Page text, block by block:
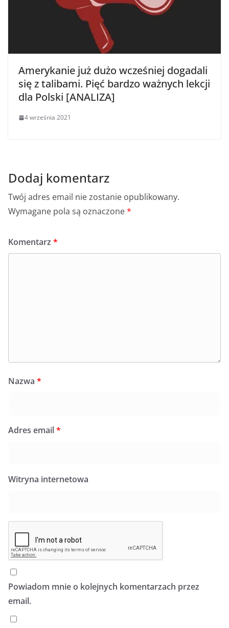
Amerykanie już dużo wcześniej dogadali
się z talibami. Pięć bardzo ważnych lekcji
dla Polski [ANALIZA]
4 września 2021
Dodaj komentarz
Twój adres email nie zostanie opublikowany.
Wymagane pola są oznaczone*
Komentarz *
Nazwa *
Adres email*
Witryna internetowa
Powiadom mnie o kolejnych komentarzach przez
email.